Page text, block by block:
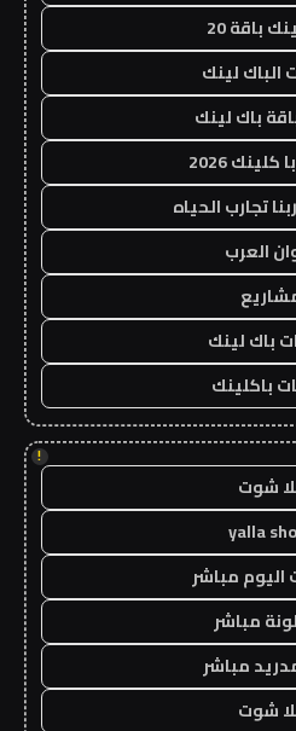
باقة 20
الباك لينك
باك لينك
2026
تجارب الحياه
العرب
باك لينك
باكلينك
!
شوت
yalla
اليوم مباشر
مباشر
مباشر
شوت